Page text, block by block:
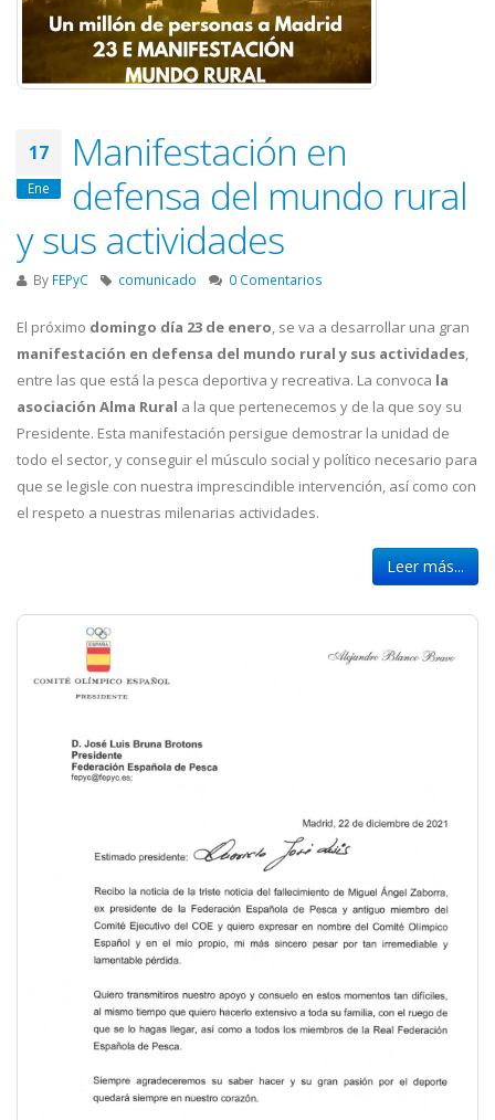
17
Ene
Manifestación en
defensa del mundo rural
y sus actividades
By FEPyC comunicado 0 Comentarios
El próximo domingo día 23 de enero, se va a desarrollar una gran
manifestación en defensa del mundo rural y sus actividades,
entre las que está la pesca deportiva y recreativa. La convoca la
asociación Alma Rural a la que pertenecemos y de la que soy su
Presidente. Esta manifestación persigue demostrar la unidad de
todo el sector, y conseguir el músculo social y político necesario para
que se legisle con nuestra imprescindible intervención, así como con
el respeto a nuestras milenarias actividades.
Leer más...